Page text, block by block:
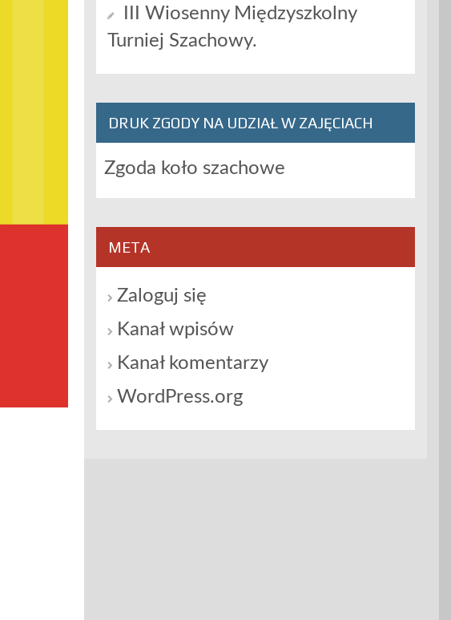
III Wiosenny Międzyszkolny
Turniej Szachowy.
DRUK ZGODY NA UDZIAŁ W ZAJĘCIACH
Zgoda koło szachowe
META
Zaloguj się
Kanał wpisów
Kanał komentarzy
WordPress.org